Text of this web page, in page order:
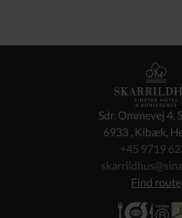
Sdr. Ommevej 4,
6933 , Kibæk,
+45 9719
Find route